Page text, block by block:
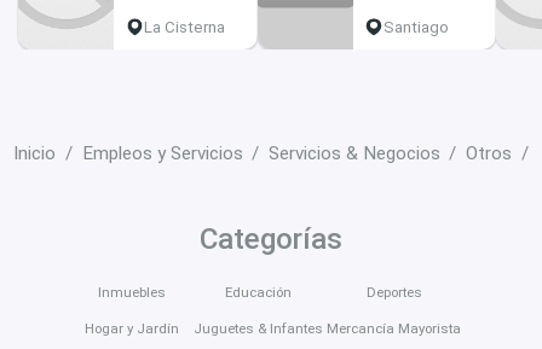
La Cisterna Santiago
Inicio Empleos y Servicios Servicios & Negocios Otros
Categorías
Inmuebles
Hogar y Jardín
Educación
Juguetes & Infantes
Deportes
Mercancía Mayorista